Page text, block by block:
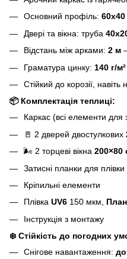
Основний профіль:
Двері та вікна: труба
Відстань між арками: 2 м
Граматура цинку: 140 г/м²
Стійкий до корозії, навіть
📦 Комплектація теплиці:
Каркас (всі елементи для
🚪 2 дверей двостулкових
🌬️ 2 торцеві вікна 200×80
Затисні планки для плівки
Кріпильні елементи
Плівка UV6 150 мкм,
Інструкція з монтажу
❄️ Стійкість до погодних
Снігове навантаження: до